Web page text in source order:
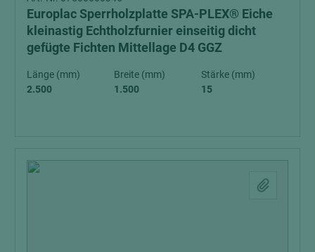
Europlac Sperrholzplatte SPA-PLEX® Eiche
kleinastig Echtholzfurnier einseitig dicht
gefügte Fichten Mittellage D4 GGZ
Länge (mm)
2.500
Breite (mm)
1.500
Stärke (mm)
15